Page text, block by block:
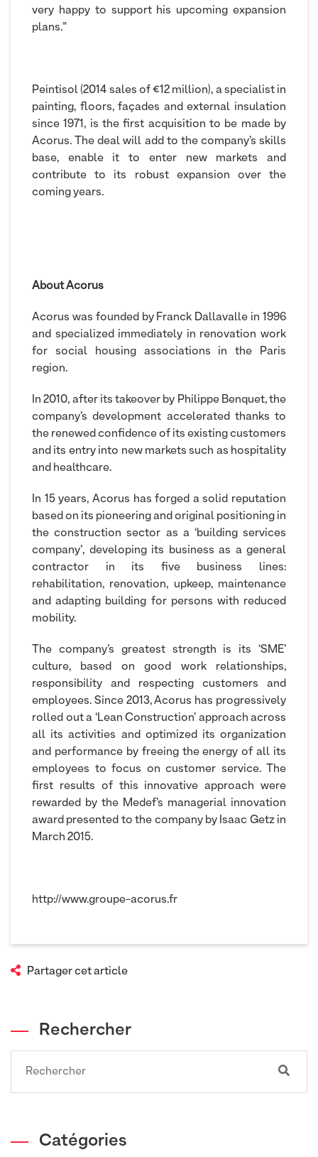
very happy to support his upcoming expansion
plans.”
Peintisol (2014 sales of €12 million), a specialist in
painting, floors, façades and external insulation
since 1971, is the first acquisition to be made by
Acorus. The deal will add to the company’s skills
base, enable it to enter new markets and
contribute to its robust expansion over the
coming years.
About Acorus
Acorus was founded by Franck Dallavalle in 1996
and specialized immediately in renovation work
for social housing associations in the Paris
region.
In 2010, after its takeover by Philippe Benquet, the
company’s development accelerated thanks to
the renewed confidence of its existing customers
and its entry into new markets such as hospitality
and healthcare.
In 15 years, Acorus has forged a solid reputation
based on its pioneering and original positioning in
the construction sector as a ‘building services
company’, developing its business as a general
contractor in its five business lines:
rehabilitation, renovation, upkeep, maintenance
and adapting building for persons with reduced
mobility.
The company’s greatest strength is its ‘SME’
culture, based on good work relationships,
responsibility and respecting customers and
employees. Since 2013, Acorus has progressively
rolled out a ‘Lean Construction’ approach across
all its activities and optimized its organization
and performance by freeing the energy of all its
employees to focus on customer service. The
first results of this innovative approach were
rewarded by the Medef’s managerial innovation
award presented to the company by Isaac Getz in
March 2015.
http://www.groupe-acorus.fr
Partager cet article
Rechercher
Catégories